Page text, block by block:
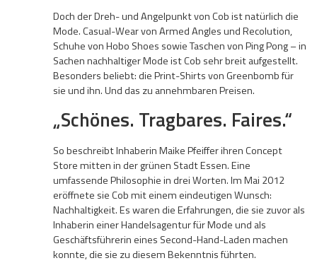
Doch der Dreh- und Angelpunkt von Cob ist natürlich die
Mode. Casual-Wear von Armed Angles und Recolution,
Schuhe von Hobo Shoes sowie Taschen von Ping Pong – in
Sachen nachhaltiger Mode ist Cob sehr breit aufgestellt.
Besonders beliebt: die Print-Shirts von Greenbomb für
sie und ihn. Und das zu annehmbaren Preisen.
„Schönes. Tragbares. Faires.“
So beschreibt Inhaberin Maike Pfeiffer ihren Concept
Store mitten in der grünen Stadt Essen. Eine
umfassende Philosophie in drei Worten. Im Mai 2012
eröffnete sie Cob mit einem eindeutigen Wunsch:
Nachhaltigkeit. Es waren die Erfahrungen, die sie zuvor als
Inhaberin einer Handelsagentur für Mode und als
Geschäftsführerin eines Second-Hand-Laden machen
konnte, die sie zu diesem Bekenntnis führten.